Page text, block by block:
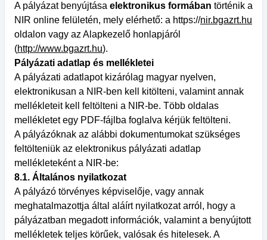
A pályázat benyújtása elektronikus formában történik a
NIR online felületén, mely elérhető: a https://nir.bgazrt.hu
oldalon vagy az Alapkezelő honlapjáról
(http://www.bgazrt.hu).
Pályázati adatlap és mellékletei
A pályázati adatlapot kizárólag magyar nyelven,
elektronikusan a NIR-ben kell kitölteni, valamint annak
mellékleteit kell feltölteni a NIR-be. Több oldalas
mellékletet egy PDF-fájlba foglalva kérjük feltölteni.
A pályázóknak az alábbi dokumentumokat szükséges
feltölteniük az elektronikus pályázati adatlap
mellékleteként a NIR-be:
8.1. Általános nyilatkozat
A pályázó törvényes képviselője, vagy annak
meghatalmazottja által aláírt nyilatkozat arról, hogy a
pályázatban megadott információk, valamint a benyújtott
mellékletek teljes körűek, valósak és hitelesek. A